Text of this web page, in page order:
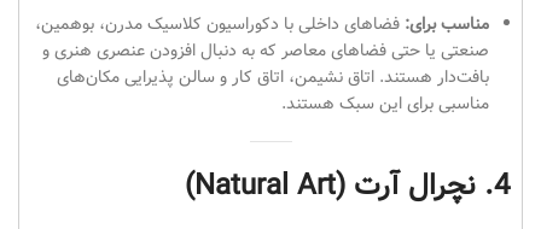
مناسب برای: فضاهای داخلی با دکوراسیون کلاسیک مدرن، بوهمین،
صنعتی یا حتی فضاهای معاصر که به دنبال افزودن عنصری هنری و
بافت‌دار هستند. اتاق نشیمن، اتاق کار و سالن پذیرایی مکان‌های
مناسبی برای این سبک هستند.
4. نچرال آرت (Natural Art)